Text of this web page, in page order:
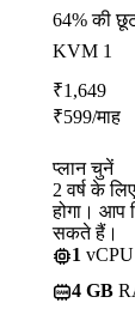
64% की
KVM 1
₹1,649
₹599/माह
प्लान चुनें
2 वर्ष के
होगा। आप
सकते हैं।
1
4 GB